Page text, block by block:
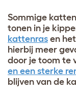
Sommige
tonen in je
kattenras en
hierbij meer
door je toom te
en een sterke
blijven van de